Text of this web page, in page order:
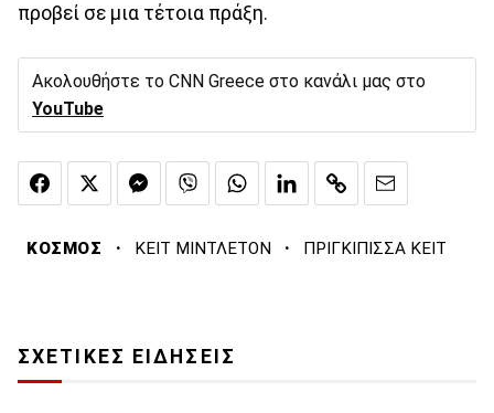
προβεί σε μια τέτοια πράξη.
Ακολουθήστε το CNN Greece στο κανάλι μας στο
YouTube
ΚΟΣΜΟΣ · ΚΕΙΤ ΜΙΝΤΛΕΤΟΝ · ΠΡΙΓΚΙΠΙΣΣΑ ΚΕΙΤ
ΣΧΕΤΙΚΕΣ ΕΙΔΗΣΕΙΣ